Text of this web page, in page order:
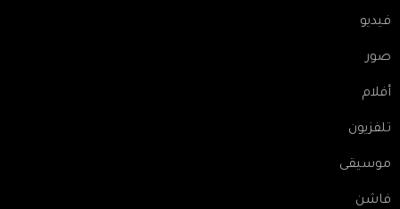
فيديو
صور
أفلام
تلفزيون
موسيقى
فاشن